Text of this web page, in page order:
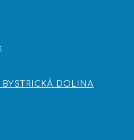
DOLINA